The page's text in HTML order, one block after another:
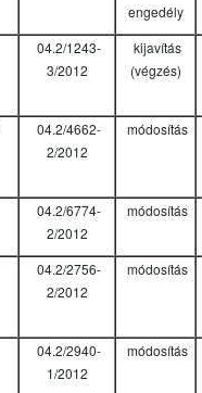
engedély
04.2/1243-
3/2012
kijavítás
(végzés)
04.2/4662-
2/2012
módosítás
04.2/6774-
2/2012
módosítás
04.2/2756-
2/2012
módosítás
04.2/2940-
1/2012
módosítás